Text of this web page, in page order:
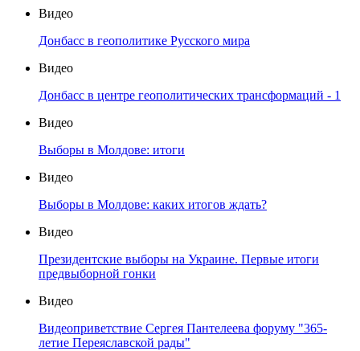
Видео
Донбасс в геополитике Русского мира
Видео
Донбасс в центре геополитических трансформаций - 1
Видео
Выборы в Молдове: итоги
Видео
Выборы в Молдове: каких итогов ждать?
Видео
Президентские выборы на Украине. Первые итоги
предвыборной гонки
Видео
Видеоприветствие Сергея Пантелеева форуму "365-
летие Переяславской рады"